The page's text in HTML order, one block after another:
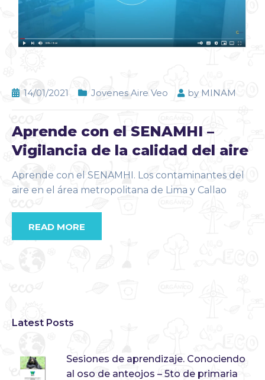
14/01/2021 Jovenes Aire Veo by MINAM
Aprende con el SENAMHI –
Vigilancia de la calidad del aire
Aprende con el SENAMHI. Los contaminantes del
aire en el área metropolitana de Lima y Callao
READ MORE
Latest Posts
Sesiones de aprendizaje. Conociendo
al oso de anteojos – 5to de primaria